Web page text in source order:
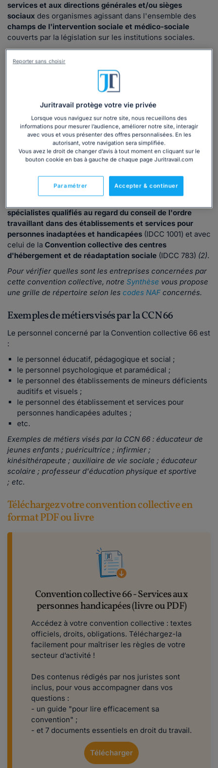
services et aux directions générales et/ou sièges
sociaux des organismes agissant dans l'ensemble des
champs de l'intervention sociale et médico-sociale
couverts par la législation sur les institutions sociales.
Ce texte couvre divers types de missions telles que celles
de protection sociale et judiciaire de l'enfance et de la
jeunesse, auprès des mineurs et des adultes
handicapés et auprès de la famille ;
d'aide et d'accompagnement des personnes en
difficulté sociale ;
de soins à caractère médico-social ;
de formation en travail social ;
d'accueil des enfants handicapés, notamment accueil,
hébergement et rééducation de mineurs handicapés ;
Depuis 2018, son champ d'application a été fusionné avec
spécialistes qualifiés au regard du conseil de l'ordre
travaillant dans des établissements et services pour
personnes inadaptées et handicapées (IDCC 1001) et avec
celui de la Convention collective des centres
d'hébergement et de réadaptation sociale (IDCC 783) (2).
Pour vérifier quelles sont les entreprises concernées par
cette convention collective, notre Synthèse vous propose
une grille de répertoire selon les codes NAF concernés.
Exemples de métiers visés par la CCN 66
Le personnel concerné par la Convention collective 66 est
:
le personnel éducatif, pédagogique et social ;
le personnel psychologique et paramédical ;
le personnel des établissements de mineurs déficients
auditifs et visuels ;
le personnel des établissement et services pour
personnes handicapées adultes ;
etc.
Exemples de métiers visés par la CCN 66 : éducateur de
jeunes enfants ; puéricultrice ; infirmier ;
kinésithérapeute ; auxiliaire de vie sociale ; éducateur
scolaire ; professeur d'éducation physique et sportive
; etc.
Téléchargez votre convention collective en
format PDF ou livre
Convention collective 66 - Services aux
personnes handicapées (livre ou PDF)
Accédez à votre convention collective : textes
officiels, droits, obligations. Téléchargez-la
facilement pour maîtriser les règles de votre
secteur d’activité !
​​​​Des contenus rédigés par nos juristes sont
inclus, pour vous accompagner dans vos
questions :
- un guide "pour lire efficacement sa
convention" ;
- et 7 documents essentiels en droit du travail.
Télécharger
Juritravail protège votre vie privée
Lorsque vous naviguez sur notre site, nous recueillons des
informations pour mesurer l’audience, améliorer notre site, interagir
avec vous et vous présenter des offres personnalisées. En les
autorisant, votre navigation sera simplifiée.
Vous avez le droit de changer d’avis à tout moment en cliquant sur le
bouton cookie en bas à gauche de chaque page Juritravail.com
Accepter & continuer
Paramétrer
Reporter sans choisir